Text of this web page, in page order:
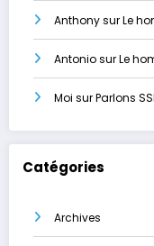
AnthonysurLe
AntoniosurLe
Moi surParlons
Catégories
Archives